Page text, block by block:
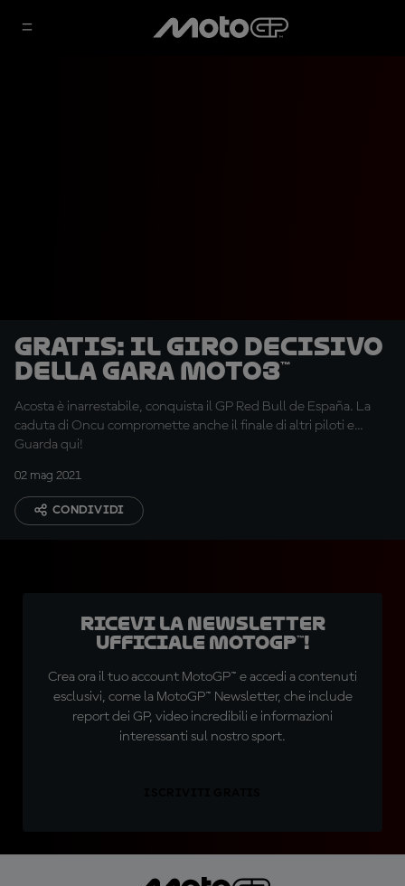
GRATIS: Il giro decisivo
della gara Moto3™
Acosta è inarrestabile, conquista il GP Red Bull de España. La
caduta di Oncu compromette anche il finale di altri piloti e...
Guarda qui!
02 mag 2021
CONDIVIDI
Ricevi la newsletter
ufficiale MotoGP™!
Crea ora il tuo account MotoGP™ e accedi a contenuti
esclusivi, come la MotoGP™ Newsletter, che include
report dei GP, video incredibili e informazioni
interessanti sul nostro sport.